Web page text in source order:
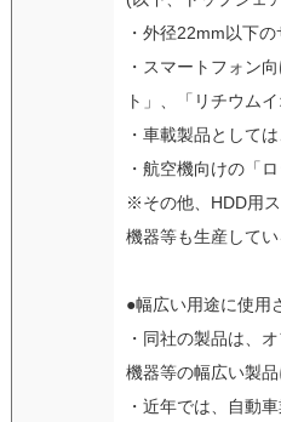
・外径22mm以下
・スマートフォン
ト」、「リチウム
・車載製品として
・航空機向けの「
※その他、HDD用
機器等も生産してい
●幅広い用途に使用
・同社の製品は、
機器等の幅広い製
・近年では、自動